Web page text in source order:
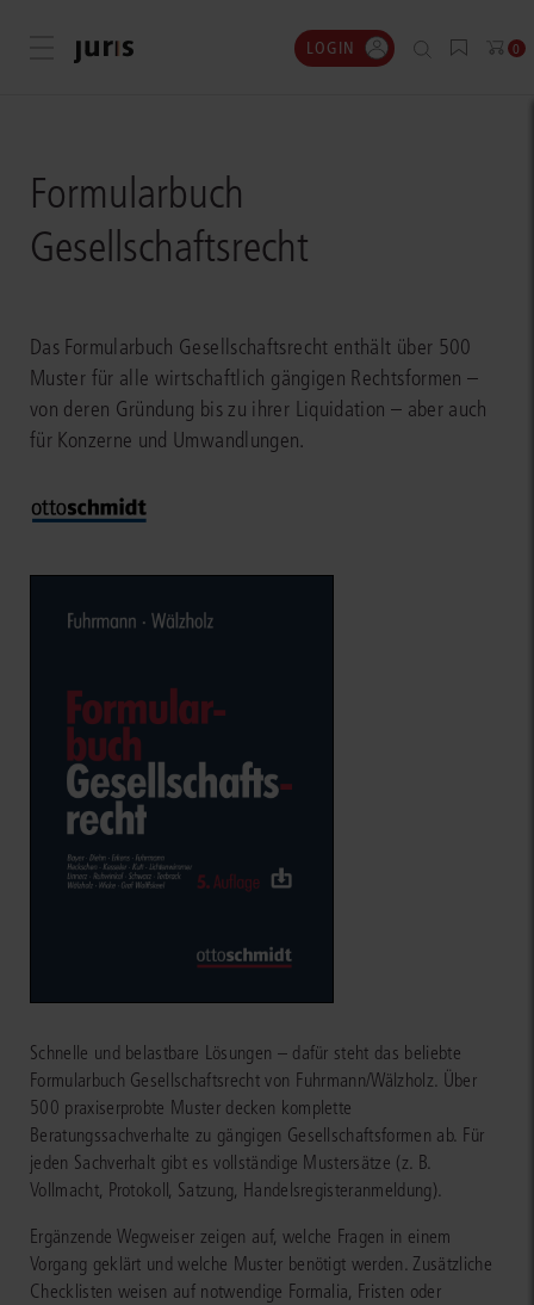
Menü öffnen LOGIN 0
Formularbuch
Gesellschaftsrecht
Das Formularbuch Gesellschaftsrecht enthält über 500
Muster für alle wirtschaftlich gängigen Rechtsformen –
von deren Gründung bis zu ihrer Liquidation – aber auch
für Konzerne und Umwandlungen.
Schnelle und belastbare Lösungen – dafür steht das beliebte
Formularbuch Gesellschaftsrecht von Fuhrmann/Wälzholz. Über
500 praxiserprobte Muster decken komplette
Beratungssachverhalte zu gängigen Gesellschaftsformen ab. Für
jeden Sachverhalt gibt es vollständige Mustersätze (z. B.
Vollmacht, Protokoll, Satzung, Handelsregisteranmeldung).
Ergänzende Wegweiser zeigen auf, welche Fragen in einem
Vorgang geklärt und welche Muster benötigt werden. Zusätzliche
Checklisten weisen auf notwendige Formalia, Fristen oder